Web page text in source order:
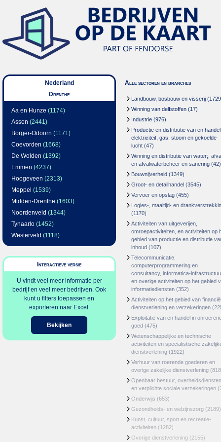
Nederland
Drenthe
Aa en Hunze (1174)
Assen (2441)
Borger-Odoorn (1171)
Coevorden (1668)
De Wolden (1392)
Emmen (4237)
Hoogeveen (2313)
Meppel (1539)
Midden-Drenthe (1603)
Noordenveld (1344)
Tynaarlo (1452)
Westerveld (1118)
Interactieve versie
U vindt veel meer informatie per
bedrijf en veel meer bedrijven. Ook
kunt u filters toepassen en
exporteren naar Excel.
Bekijken
Alle sectoren en branches
Landbouw, bosbouw en visserij
Winning van delfstoffen (17)
Industrie (976)
Productie en distributie van en
elektriciteit, gas, stoom en gekoelde
lucht (47)
Winning en distributie van water;,
en afvalwaterbeheer en sanering (42)
Bouwnijverheid (1349)
Groot- en detailhandel (3545)
Vervoer en opslag (455)
Logies-, maaltijd- en
(1170)
Activiteiten van uitgeverijen,
omroepactiviteiten, en activiteiten op
gebied van productie en distributie
inhoud (107)
Telecommunicatie,
computerprogrammering en
consultancy, informatica-
en overige activiteiten op het gebied
informatiediensten (352)
Activiteiten op het gebied van
dienstverlening en verzekeringen
Exploitatie van en handel in
goed (475)
Wetenschappelijke en technische
activiteiten en specialistische
dienstverlening (1922)
Verhuur van roerende goederen en
overige zakelijke dienstverlening
Openbaar bestuur, overheidsdiensten
en verplichte sociale verzekeringen
Onderwijs (653)
Gezondheids- en welzijnszorg (2189)
Kunst, cultuur, sport en recreatie-
activiteiten (1282)
Overige dienstverlening (2155)